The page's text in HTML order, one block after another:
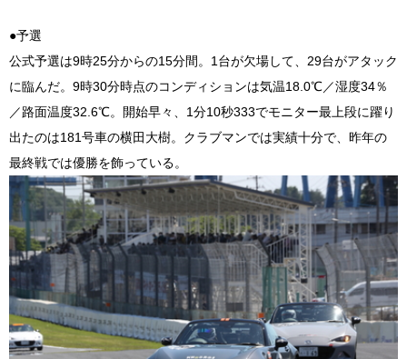
●予選
公式予選は9時25分からの15分間。1台が欠場して、29台がアタック
に臨んだ。9時30分時点のコンディションは気温18.0℃／湿度34％
／路面温度32.6℃。開始早々、1分10秒333でモニター最上段に躍り
出たのは181号車の横田大樹。クラブマンでは実績十分で、昨年の
最終戦では優勝を飾っている。